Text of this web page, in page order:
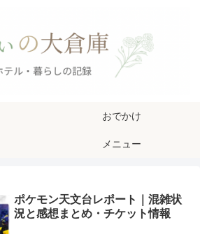
おでかけ
メニュー
ポケモン天文台レポート｜混雑状
況と感想まとめ・チケット情報